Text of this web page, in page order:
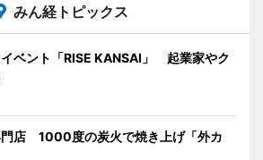
みん経トピックス
イベント「RISE KANSAI」 起業家やク
門店 1000度の炭火で焼き上げ「外カ